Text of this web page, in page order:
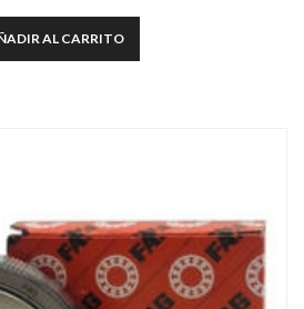
AL CARRITO